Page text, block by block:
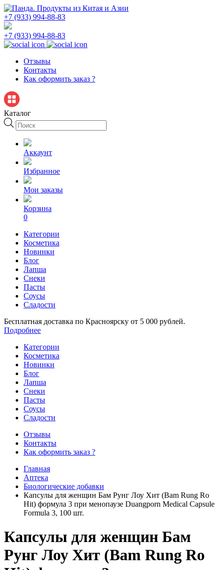
+7 (933) 994-88-83
+7 (933) 994-88-83
Отзывы
Контакты
Как оформить заказ ?
Каталог
Поиск
товаров
Аккаунт
Избранное
Мои заказы
Корзина
0
Категории
Косметика
Новинки
Блог
Лапша
Снеки
Пасты
Соусы
Сладости
Бесплатная доставка по Красноярску от 5 000 рублей.
Подробнее
Категории
Косметика
Новинки
Блог
Лапша
Снеки
Пасты
Соусы
Сладости
Отзывы
Контакты
Как оформить заказ ?
Главная
Аптека
Биологические добавки
Капсулы для женщин Бам Рунг Лоу Хит (Bam Rung Ro
Hit) формула 3 при менопаузе Duangporn Medical Capsule
Formula 3, 100 шт.
Капсулы для женщин Бам
Рунг Лоу Хит (Bam Rung Ro